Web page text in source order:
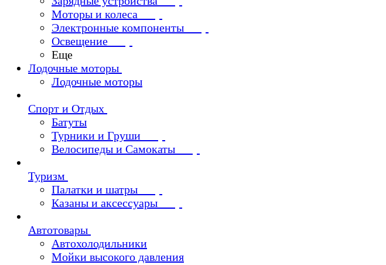
Моторы и колеса
Электронные компоненты
Освещение
Еще
Лодочные моторы
Лодочные моторы
Спорт и Отдых
Батуты
Турники и Груши
Велосипеды и Самокаты
Туризм
Палатки и шатры
Казаны и аксессуары
Автотовары
Автохолодильники
Мойки высокого давления